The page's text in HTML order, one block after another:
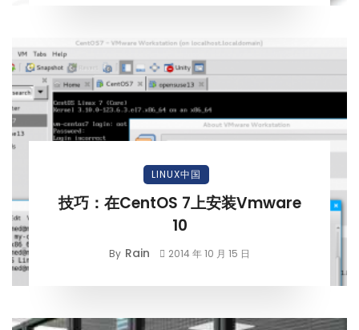
LINUX中国
技巧：在CentOS 7上安装Vmware
10
By Rain 2014 年 10 月 15 日